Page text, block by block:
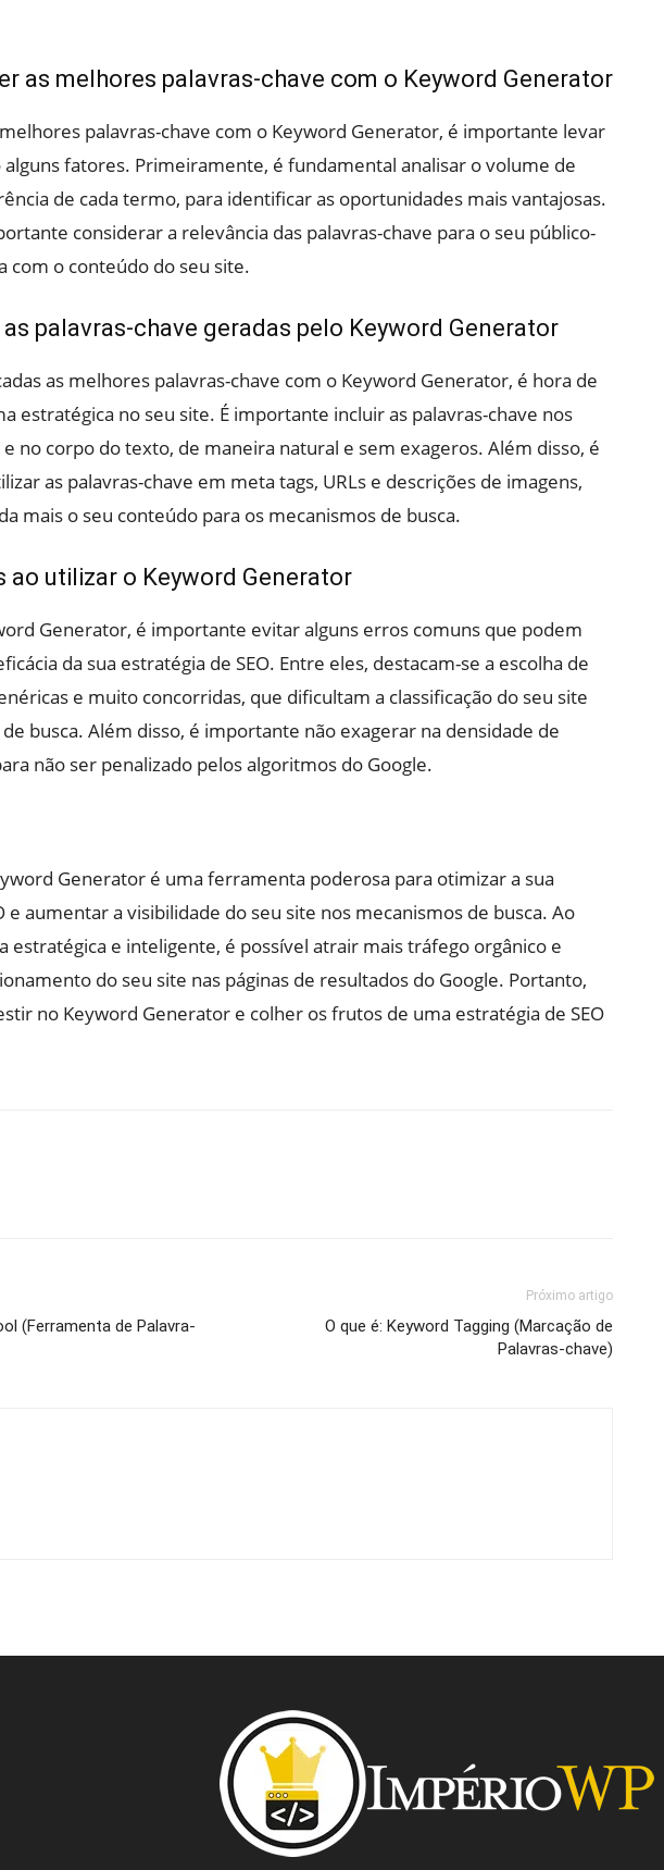
as melhores palavras-chave com o Keyword Generator
palavras-chave com o Keyword Generator, é importante levar
alguns fatores. Primeiramente, é fundamental analisar o volume de
de cada termo, para identificar as oportunidades mais vantajosas.
considerar a relevância das palavras-chave para o seu público-
com o conteúdo do seu site.
palavras-chave geradas pelo Keyword Generator
as melhores palavras-chave com o Keyword Generator, é hora de
estratégica no seu site. É importante incluir as palavras-chave nos
no corpo do texto, de maneira natural e sem exageros. Além disso, é
as palavras-chave em meta tags, URLs e descrições de imagens,
mais o seu conteúdo para os mecanismos de busca.
ao utilizar o Keyword Generator
Generator, é importante evitar alguns erros comuns que podem
da sua estratégia de SEO. Entre eles, destacam-se a escolha de
e muito concorridas, que dificultam a classificação do seu site
busca. Além disso, é importante não exagerar na densidade de
não ser penalizado pelos algoritmos do Google.
Generator é uma ferramenta poderosa para otimizar a sua
e aumentar a visibilidade do seu site nos mecanismos de busca. Ao
estratégica e inteligente, é possível atrair mais tráfego orgânico e
do seu site nas páginas de resultados do Google. Portanto,
no Keyword Generator e colher os frutos de uma estratégia de SEO
(Ferramenta de Palavra-
Próximo artigo
O que é: Keyword Tagging (Marcação de
Palavras-chave)